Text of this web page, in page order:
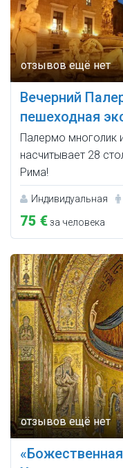
Вечерний
пешеходная
Палермо многолик
насчитывает 28
Рима!
Индивидуальная
75 €за человека